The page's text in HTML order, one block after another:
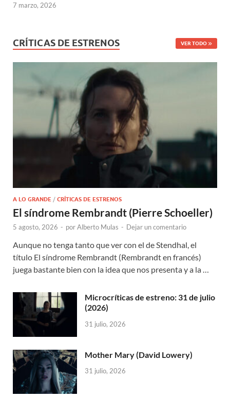
7 marzo, 2026
CRÍTICAS DE ESTRENOS VER TODO
A LO GRANDE / CRÍTICAS DE ESTRENOS
El síndrome Rembrandt (Pierre Schoeller)
5 agosto, 2026 - porAlberto Mulas - Dejar un comentario
Aunque no tenga tanto que ver con el de Stendhal, el
título El síndrome Rembrandt (Rembrandt en francés)
juega bastante bien con la idea que nos presenta y a la …
Microcríticas de estreno: 31 de julio
(2026)
31 julio, 2026
Mother Mary (David Lowery)
31 julio, 2026